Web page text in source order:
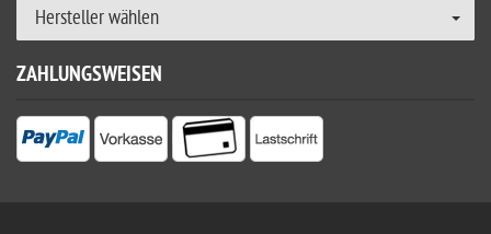
Hersteller wählen
ZAHLUNGSWEISEN